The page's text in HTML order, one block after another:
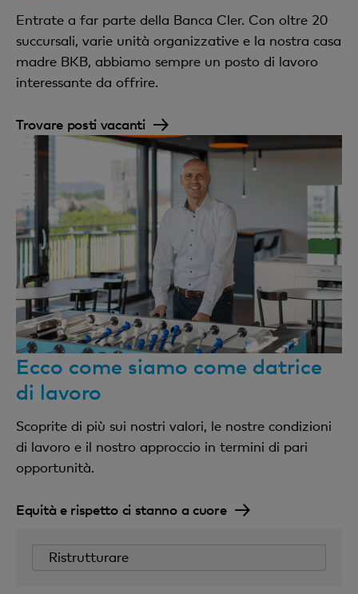
Entrate a far parte della Banca Cler. Con oltre 20
succursali, varie unità organizzative e la nostra casa
madre BKB, abbiamo sempre un posto di lavoro
interessante da offrire.
Trovare posti vacanti
Ecco come siamo come datrice
di lavoro
Scoprite di più sui nostri valori, le nostre condizioni
di lavoro e il nostro approccio in termini di pari
opportunità.
Equità e rispetto ci stanno a cuore
Ristrutturare